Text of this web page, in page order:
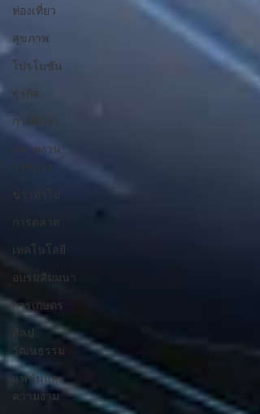
ท่องเที่ยว
สุขภาพ
โปรโมชัน
ธุรกิจ
การศึกษา
หน่วยงาน
ข่าวทั่วไป
การตลาด
เทคโนโลยี
อบรมสัมมนา
การเกษตร
ศิลป
วัฒนธรรม
แฟชั่นและ
ความงาม